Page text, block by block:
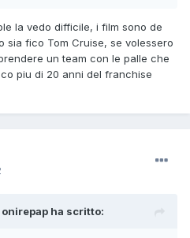
la vedo difficile, i film sono de
sia fico Tom Cruise, se volessero
un team con le palle che
piu di 20 anni del franchise
onirepap ha scritto: